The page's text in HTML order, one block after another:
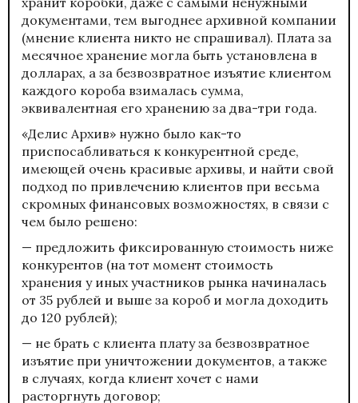
документами, тем выгоднее архивной компании
(мнение клиента никто не спрашивал). Плата за
месячное хранение могла быть установлена в
долларах, а за безвозвратное изъятие клиентом
каждого короба взималась сумма,
эквивалентная его хранению за два-три года.
«Делис Архив» нужно было как-то
приспосабливаться к конкурентной среде,
имеющей очень красивые архивы, и найти свой
подход по привлечению клиентов при весьма
скромных финансовых возможностях, в связи с
чем было решено:
— предложить фиксированную стоимость ниже
конкурентов (на тот момент стоимость
хранения у иных участников рынка начиналась
от 35 рублей и выше за короб и могла доходить
до 120 рублей);
— не брать с клиента плату за безвозвратное
изъятие при уничтожении документов, а также
в случаях, когда клиент хочет с нами
расторгнуть договор;